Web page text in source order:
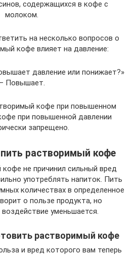
содержащихся в кофе с
молоком.
на несколько вопросов о
кофе влияет на давление:
давление или понижает?»
– Повышает.
кофе при повышенном
при повышенной давлении
запрещено.
растворимый кофе
не причинил сильный вред
употреблять напиток. Пить
количествах в определенное
о пользе продукта, но
уменьшается.
растворимый кофе
и вред которого вам теперь